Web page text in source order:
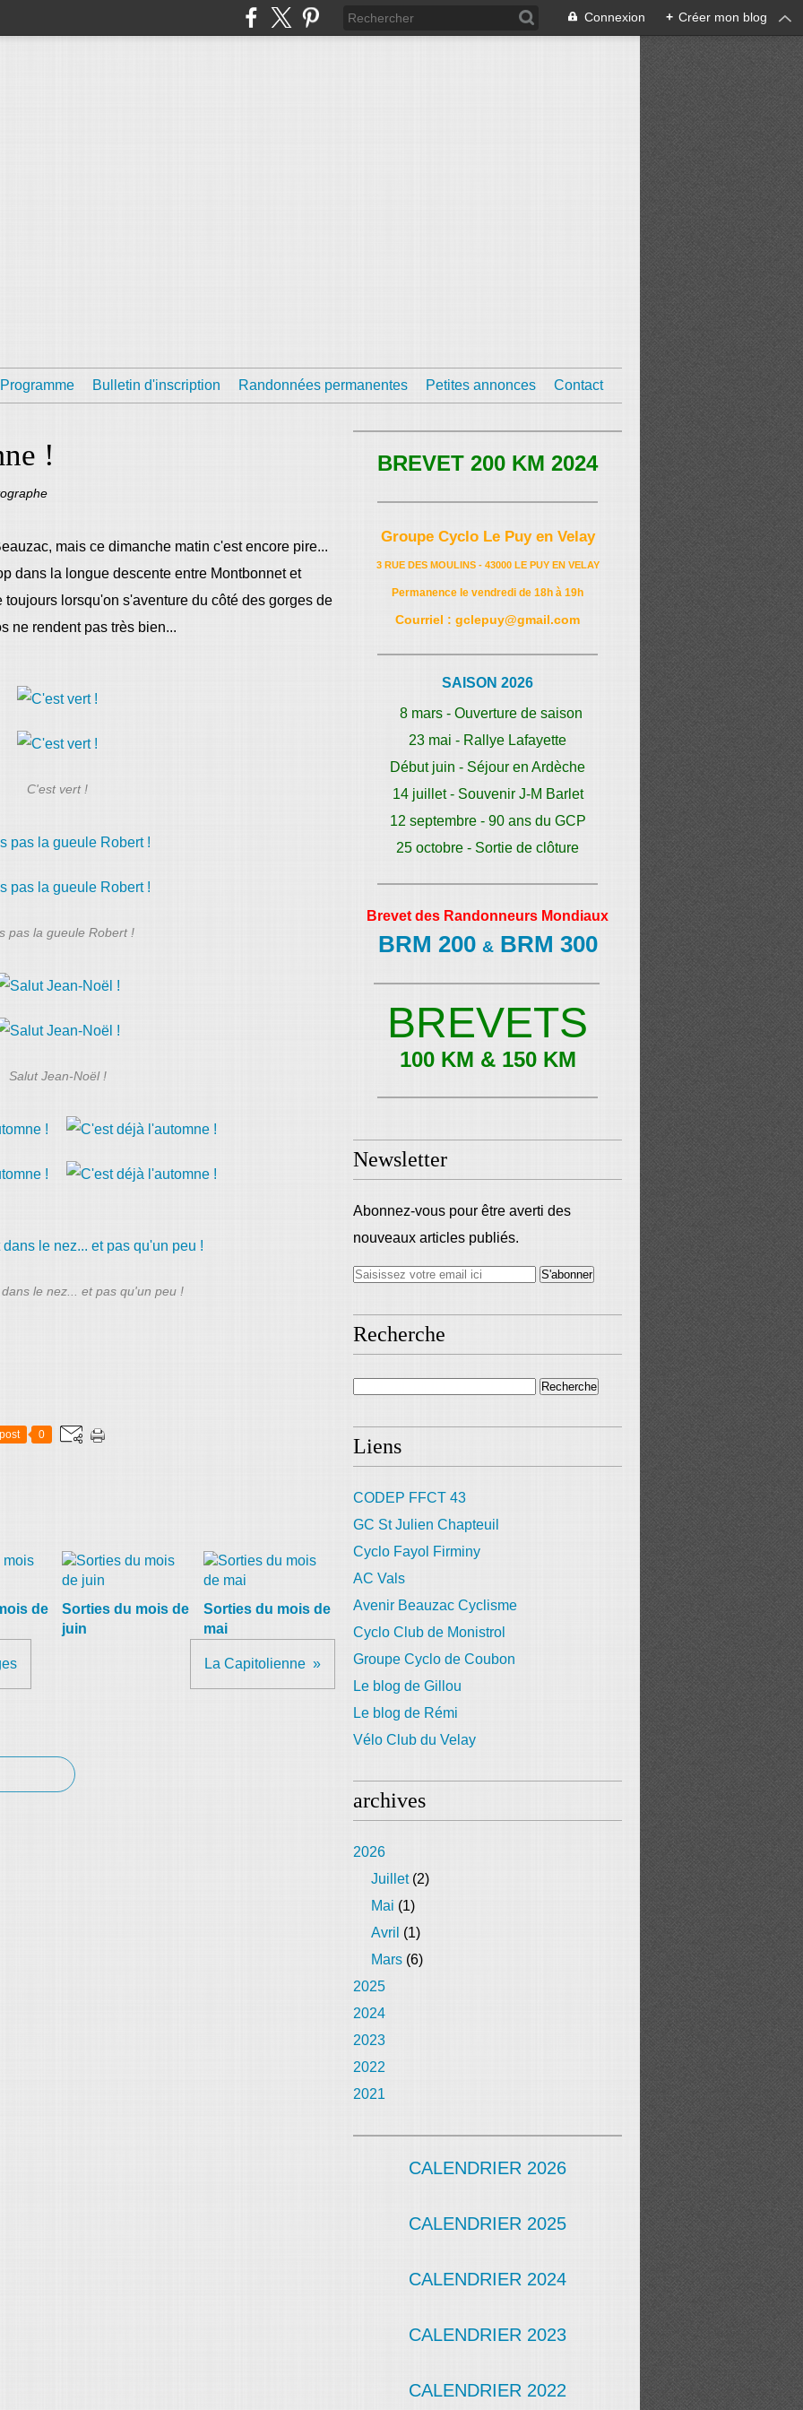
Connexion + Créer mon blog
Programme Bulletin d'inscription Randonnées permanentes Petites annonces Contact
!
mais ce dimanche matin c'est encore pire...
dans la longue descente entre Montbonnet et
lorsqu'on s'aventure du côté des gorges de
ne rendent pas très bien...
C'est vert !
pas la gueule Robert !
Salut Jean-Noël !
le nez... et pas qu'un peu !
0
de
Sorties du mois de
juin
Sorties du mois de
mai
La Capitolienne
BREVET 200 KM 2024
Groupe Cyclo Le Puy en Velay
3 RUE DES MOULINS - 43000 LE PUY EN VELAY
Permanence le vendredi de 18h à 19h
Courriel : gclepuy@gmail.com
SAISON 2026
8 mars - Ouverture de saison
23 mai - Rallye Lafayette
Début juin - Séjour en Ardèche
14 juillet - Souvenir J-M Barlet
12 septembre - 90 ans du GCP
25 octobre - Sortie de clôture
Brevet des Randonneurs Mondiaux
BRM 200 &BRM 300
BREVETS
100 KM & 150 KM
Newsletter
Abonnez-vous pour être averti des
nouveaux articles publiés.
Recherche
Liens
CODEP FFCT 43
GC St Julien Chapteuil
Cyclo Fayol Firminy
AC Vals
Avenir Beauzac Cyclisme
Cyclo Club de Monistrol
Groupe Cyclo de Coubon
Le blog de Gillou
Le blog de Rémi
Vélo Club du Velay
archives
2026
Juillet(2)
Mai (1)
Avril (1)
Mars (6)
2025
2024
2023
2022
2021
CALENDRIER 2026
CALENDRIER 2025
CALENDRIER 2024
CALENDRIER 2023
CALENDRIER 2022